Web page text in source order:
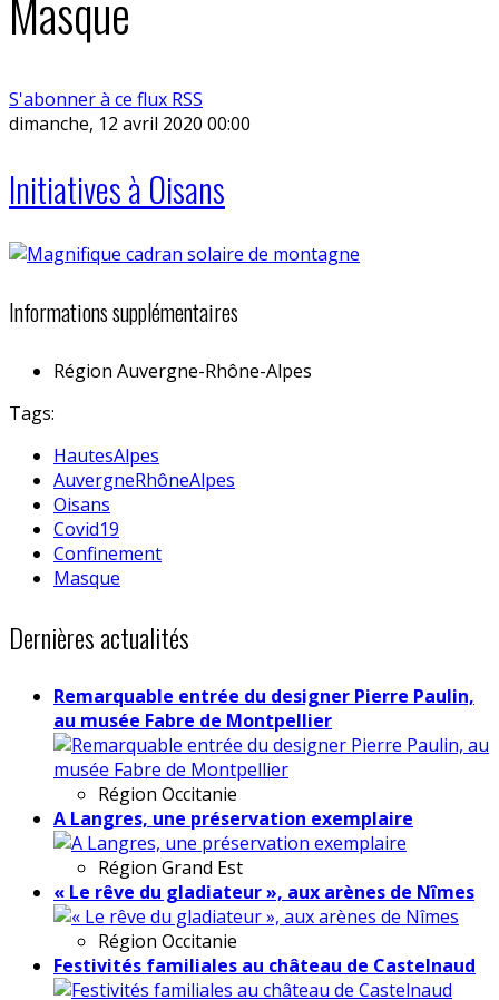
S'abonner à ce flux RSS
dimanche, 12 avril 2020 00:00
Initiatives à Oisans
Informations supplémentaires
Région Auvergne-Rhône-Alpes
Tags:
HautesAlpes
AuvergneRhôneAlpes
Oisans
Covid19
Confinement
Masque
Dernières actualités
Remarquable entrée du designer Pierre Paulin,
au musée Fabre de Montpellier
Région Occitanie
A Langres, une préservation exemplaire
Région Grand Est
« Le rêve du gladiateur », aux arènes de Nîmes
Région Occitanie
Festivités familiales au château de Castelnaud